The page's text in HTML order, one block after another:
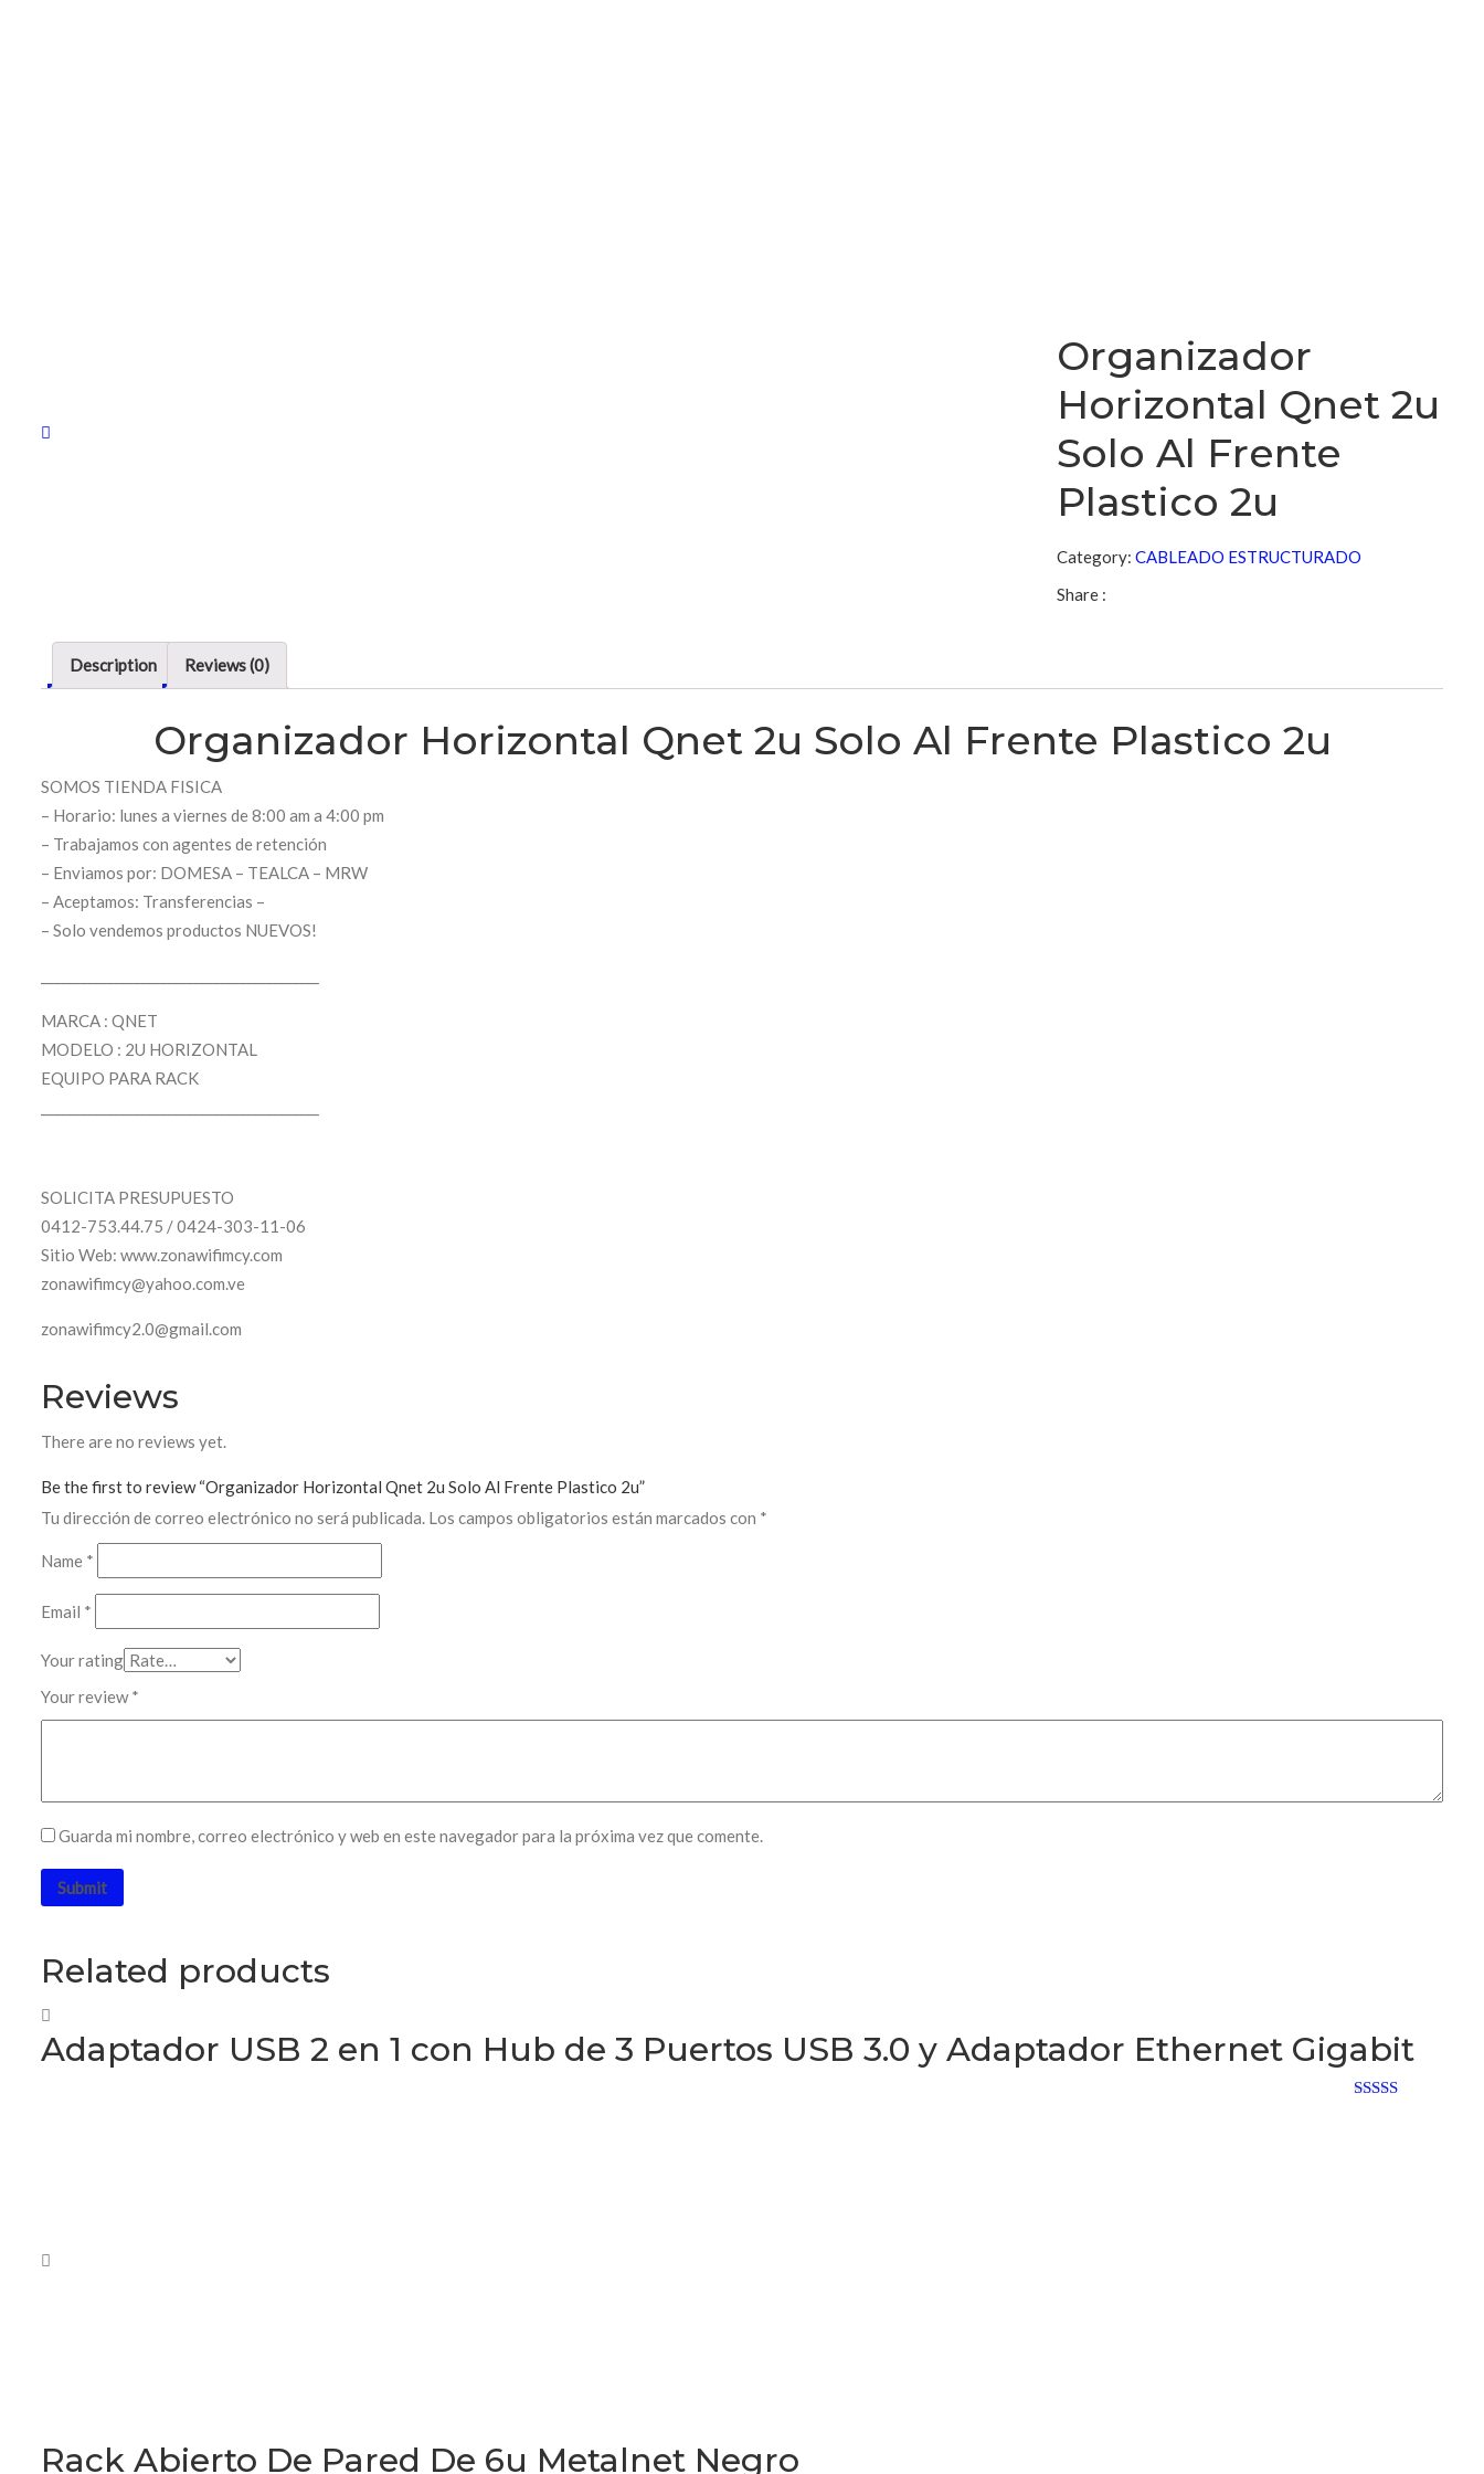
Organizador
Horizontal Qnet 2u
Solo Al Frente
Plastico 2u
Category: CABLEADO ESTRUCTURADO
Share :
Description Reviews (0)
Organizador Horizontal Qnet 2u Solo Al Frente Plastico 2u
SOMOS TIENDA FISICA
– Horario: lunes a viernes de 8:00 am a 4:00 pm
– Trabajamos con agentes de retención
– Enviamos por: DOMESA – TEALCA – MRW
– Aceptamos: Transferencias –
– Solo vendemos productos NUEVOS!
MARCA : QNET
MODELO : 2U HORIZONTAL
EQUIPO PARA RACK
SOLICITA PRESUPUESTO
0412-753.44.75 / 0424-303-11-06
Sitio Web: www.zonawifimcy.com
zonawifimcy@yahoo.com.ve
zonawifimcy2.0@gmail.com
Reviews
There are no reviews yet.
Be the first to review “Organizador Horizontal Qnet 2u Solo Al Frente Plastico 2u”
Tu dirección de correo electrónico no será publicada. Los campos obligatorios están marcados con *
Name *
Email *
Your rating
Your review*
Guarda mi nombre, correo electrónico y web en este navegador para la próxima vez que comente.
Related products
Adaptador USB 2 en 1 con Hub de 3 Puertos USB 3.0 y Adaptador Ethernet Gigabit
Rack Abierto De Pared De 6u Metalnet Negro